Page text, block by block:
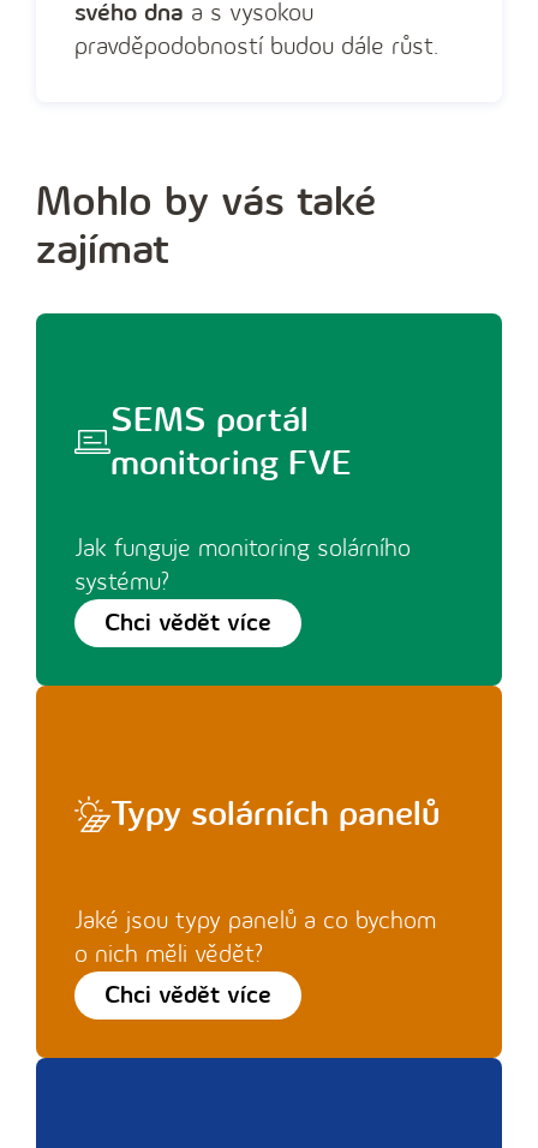
svého dna a s vysokou
pravděpodobností budou dále růst.
Mohlo by vás také
zajímat
SEMS portál
monitoring FVE
Jak funguje monitoring solárního
systému?
Chci vědět více
Typy solárních panelů
Jaké jsou typy panelů a co bychom
o nich měli vědět?
Chci vědět více